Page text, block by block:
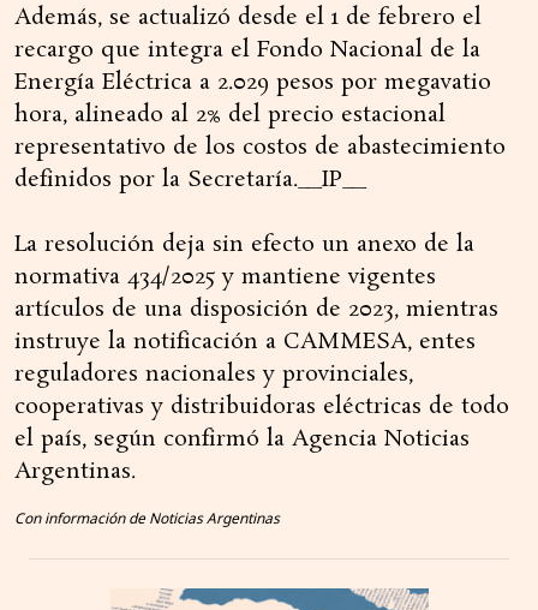
Además, se actualizó desde el 1 de febrero el
recargo que integra el Fondo Nacional de la
Energía Eléctrica a 2.029 pesos por megavatio
hora, alineado al 2% del precio estacional
representativo de los costos de abastecimiento
definidos por la Secretaría.__IP__
La resolución deja sin efecto un anexo de la
normativa 434/2025 y mantiene vigentes
artículos de una disposición de 2023, mientras
instruye la notificación a CAMMESA, entes
reguladores nacionales y provinciales,
cooperativas y distribuidoras eléctricas de todo
el país, según confirmó la Agencia Noticias
Argentinas.
Con información de Noticias Argentinas